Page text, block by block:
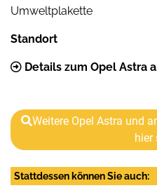
Umweltplakette
Standort
Details zum Opel Astra
Weitere Opel Astra und
hier
Stattdessen können Sie auch: